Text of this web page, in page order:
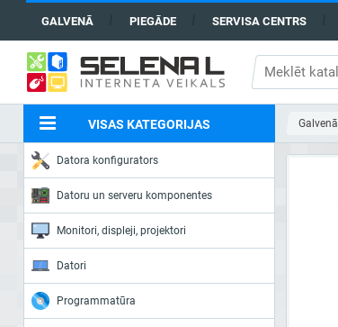
GALVENĀ PIEGĀDE SERVISA CENTRS
VISAS KATEGORIJAS Galvenā
Datora konfigurators
Datoru un serveru komponentes
Monitori, displeji, projektori
Datori
Programmatūra